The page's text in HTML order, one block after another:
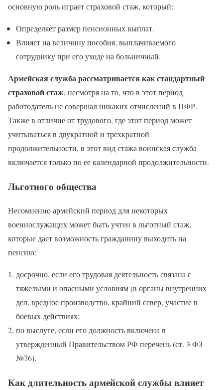
основную роль играет страховой стаж, который:
Определяет размер пенсионных выплат.
Влияет на величину пособия, выплачиваемого
сотруднику при его уходе на больничный.
Армейская служба рассматривается как стандартный
страховой стаж, несмотря на то, что в этот период
работодатель не совершал никаких отчислений в ПФР.
Также в отличие от трудового, где этот период может
учитываться в двукратной и трехкратной
продолжительности, в этот вид стажа воинская служба
включается только по ее календарной продолжительности.
Льготного общества
Несомненно армейский период для некоторых
военнослужащих может быть учтен в льготный стаж,
которые дает возможность гражданину выходить на
пенсию:
досрочно, если его трудовая деятельность связана с
тяжелыми и опасными условиям (в органы внутренних
дел, вредное производство, крайний север, участие в
боевых действиях;
по выслуге, если его должность включена в
утвержденный Правительством РФ перечень (ст. 3 ФЗ
№76).
Как длительность армейской службы влияет